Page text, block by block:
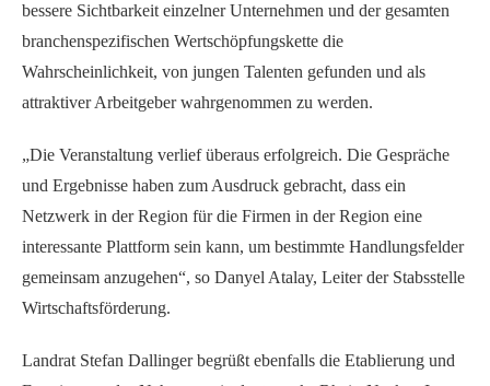
bessere Sichtbarkeit einzelner Unternehmen und der gesamten
branchenspezifischen Wertschöpfungskette die
Wahrscheinlichkeit, von jungen Talenten gefunden und als
attraktiver Arbeitgeber wahrgenommen zu werden.
„Die Veranstaltung verlief überaus erfolgreich. Die Gespräche
und Ergebnisse haben zum Ausdruck gebracht, dass ein
Netzwerk in der Region für die Firmen in der Region eine
interessante Plattform sein kann, um bestimmte Handlungsfelder
gemeinsam anzugehen“, so Danyel Atalay, Leiter der Stabsstelle
Wirtschaftsförderung.
Landrat Stefan Dallinger begrüßt ebenfalls die Etablierung und